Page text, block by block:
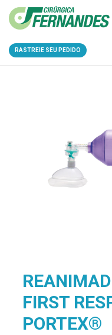
RASTREIE SEU PEDIDO
FIRST
PORTEX®